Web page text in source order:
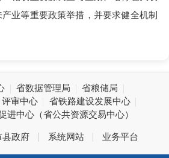
业等重要政策举措，并要求健全机制
省数据管理局
省粮储局
审中心
省铁路建设发展中心
进中心（省公共资源交易中心）
县政府 系统网站 业务平台